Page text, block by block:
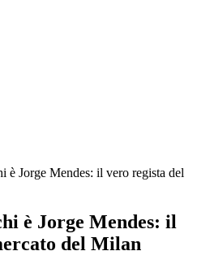
è Jorge Mendes: il vero regista del
è Jorge Mendes: il
del Milan